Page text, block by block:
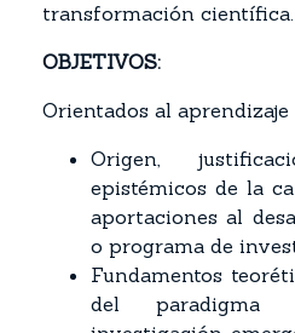
transformación científica.
OBJETIVOS:
Orientados al aprendizaje
Origen,
epistémicos de la
aportaciones al
o programa de
Fundamentos
del